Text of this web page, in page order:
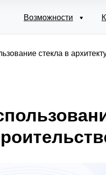
Возможности
стекла в